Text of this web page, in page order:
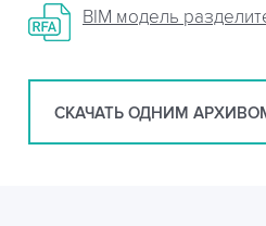
BIM модель
СКАЧАТЬ ОДНИМ